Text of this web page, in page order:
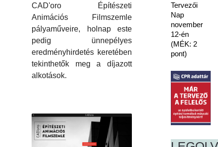
CAD'oro Építészeti
Animációs Filmszemle
pályaműveire, holnap este
pedig ünnepélyes
eredményhirdetés keretében
tekinthetők meg a díjazott
alkotások.
Tervezői
Nap
november
12-én
(MÉK: 2
pont)